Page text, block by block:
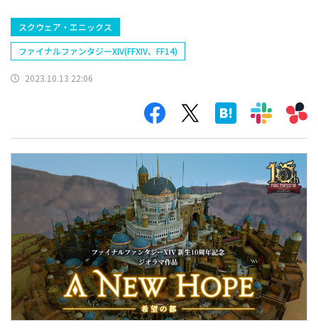
スクウェア・エニックス
ファイナルファンタジーXIV(FFXIV、FF14)
2023.10.13 22:06